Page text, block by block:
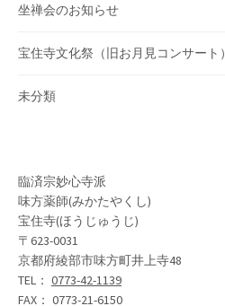
坐禅会のお知らせ
宝住寺文化祭（旧お月見コンサート）
未分類
臨済宗妙心寺派
味方薬師(みかたやくし)
宝住寺(ほうじゅうじ)
〒623-0031
京都府綾部市味方町井上寺48
TEL： 0773-42-1139
FAX： 0773-21-6150